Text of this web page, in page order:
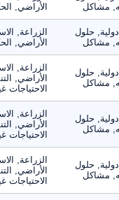
مشاكل
الأراضي,
حلول
مشاكل
الزراعة,
الأراضي,
حلول
مشاكل
الزراعة,
الأراضي,
الاحتياجات
حلول
مشاكل
الزراعة,
الأراضي,
الاحتياجات
حلول
مشاكل
الزراعة,
الأراضي,
الاحتياجات